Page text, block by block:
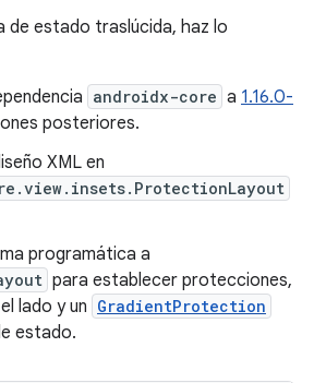
de estado traslúcida, haz lo
androidx-core a 1.16.0-
posteriores.
XML en
programática a
para establecer protecciones,
lado y un GradientProtection
estado.